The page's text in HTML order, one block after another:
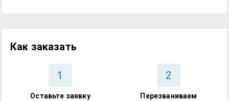
Как заказать
1
Оставьте заявку
2
Перезваниваем